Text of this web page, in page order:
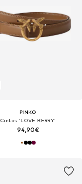
PINKO
Cintos 'LOVE BERRY'
94,90€